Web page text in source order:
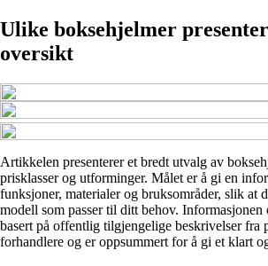
Ulike boksehjelmer
oversikt
Artikkelen presenterer et bredt utvalg av
prisklasser og utforminger. Målet er å gi en
funksjoner, materialer og bruksområder, slik at
modell som passer til ditt behov. Informasjonen
basert på offentlig tilgjengelige beskrivelser fra
forhandlere og er oppsummert for å gi et klart